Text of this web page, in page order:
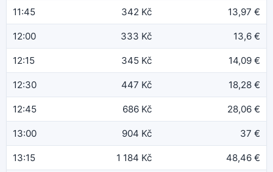
11:45 342 Kč 13,97 €
12:00 333 Kč 13,6 €
12:15 345 Kč 14,09 €
12:30 447 Kč 18,28 €
12:45 686 Kč 28,06 €
13:00 904 Kč 37 €
13:15 1 184 Kč 48,46 €